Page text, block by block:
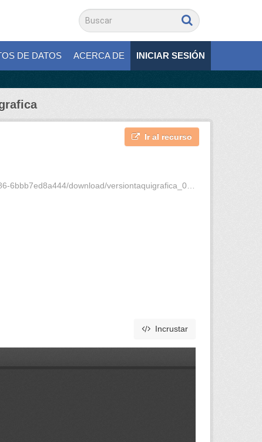
DE DATOS ACERCA DE INICIAR SESIÓN
Ir al recurso
download/versiontaquigrafica_0005155.pdf
Incrustar